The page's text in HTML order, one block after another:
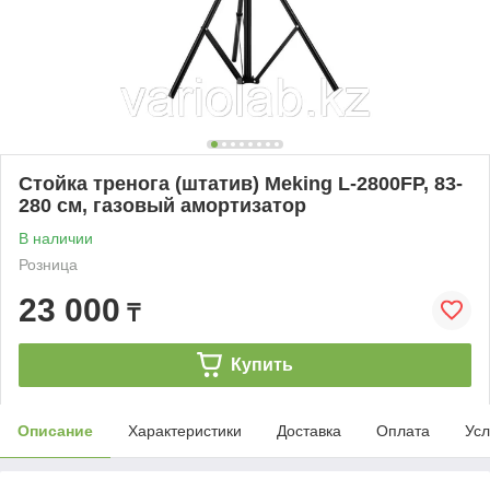
Стойка тренога (штатив) Meking L-2800FP, 83-
280 см, газовый амортизатор
В наличии
Розница
23 000 ₸
Купить
Описание Характеристики Доставка Оплата